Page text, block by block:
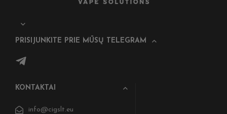
PRISIJUNKITE PRIE MŪSŲ TELEGRAM
KONTAKTAI
info@cigslt.eu